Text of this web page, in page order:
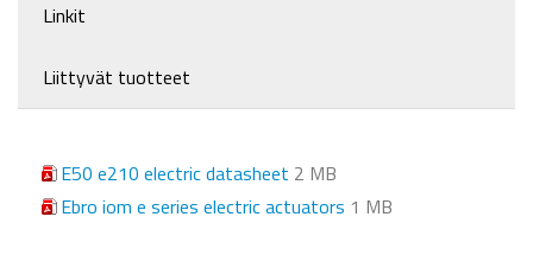
Linkit
Liittyvät tuotteet
E50 e210 electric datasheet 2 MB
Ebro iom e series electric actuators 1 MB